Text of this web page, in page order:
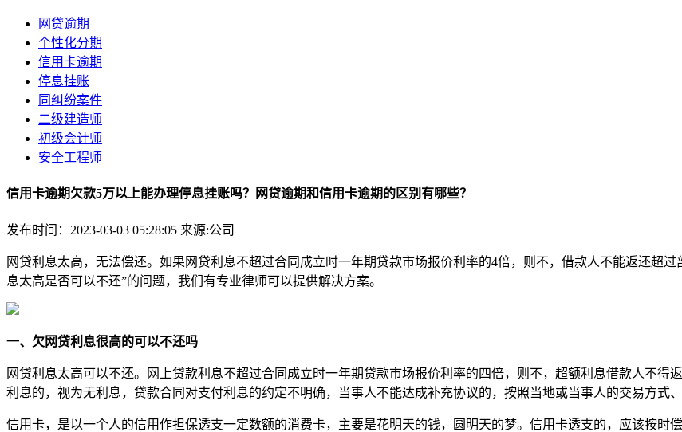
网贷逾期
个性化分期
信用卡逾期
停息挂账
同纠纷案件
二级建造师
初级会计师
安全工程师
信用卡逾期欠款5万以上能办理停息挂账吗？网贷逾期和信用卡逾期的区别有哪些？
发布时间：2023-03-03 05:28:05 来源:公司
网贷利息太高，无法偿还。如果网贷利息不超过合同成立时一年期贷款市场报价利率的4倍，则不，借款人不能返还超
息太高是否可以不还”的问题，我们有专业律师可以提供解决方案。
一、欠网贷利息很高的可以不还吗
网贷利息太高可以不还。网上贷款利息不超过合同成立时一年期贷款市场报价利率的四倍，则不，超额利息借款人不
利息的，视为无利息，贷款合同对支付利息的约定不明确，当事人不能达成补充协议的，按照当地或当事人的交易方式
信用卡，是以一个人的信用作担保透支一定数额的消费卡，主要是花明天的钱，圆明天的梦。信用卡透支的，应该按时